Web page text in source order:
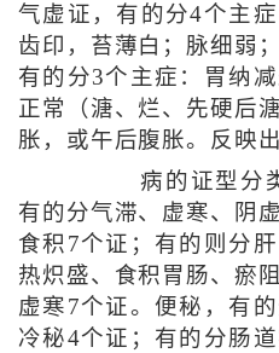
气虚证，有的分4个主
齿印，苔薄白；脉细弱
有的分3个主症：胃纳
正常（溏、烂、先硬后
胀，或午后腹胀。反映
病的证型分类
有的分气滞、虚寒、阴
食积7个证；有的则分
热炽盛、食积胃肠、瘀
虚寒7个证。便秘，有
冷秘4个证；有的分肠